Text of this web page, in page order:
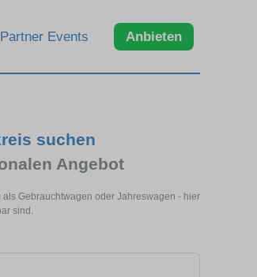
Partner Events Anbieten
suchen
Angebot
Gebrauchtwagen oder Jahreswagen - hier
sind.